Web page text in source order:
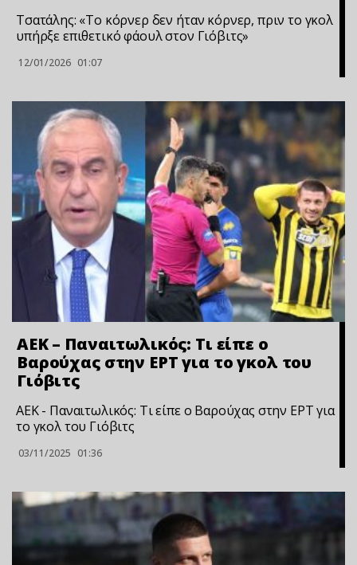
Τσατάλης: «Το κόρνερ δεν ήταν κόρνερ, πριν το γκολ
υπήρξε επιθετικό φάουλ στον Γιόβιτς»
12/01/2026 01:07
ΑΕΚ – Παναιτωλικός: Τι είπε ο
Βαρούχας στην ΕΡΤ για το γκολ του
Γιόβιτς
ΑΕΚ - Παναιτωλικός: Τι είπε ο Βαρούχας στην ΕΡΤ για
το γκολ του Γιόβιτς
03/11/2025 01:36